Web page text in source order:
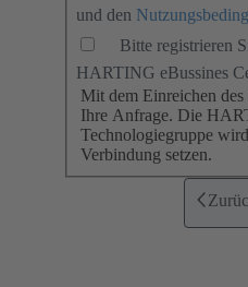
und den
Bitte registrieren
HARTING eBussines
Mit dem Einreichen
Ihre Anfrage. Die
Technologiegruppe
Verbindung setzen.